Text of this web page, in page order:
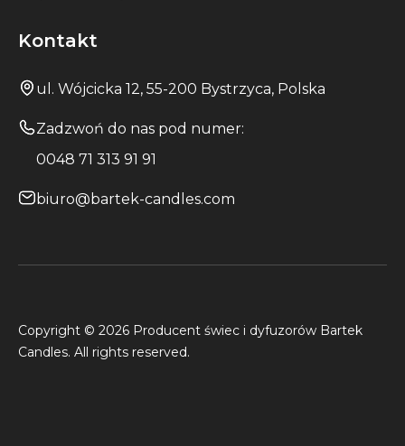
Kontakt
ul. Wójcicka 12, 55-200 Bystrzyca, Polska
Zadzwoń do nas pod numer:
0048 71 313 91 91
biuro@bartek-candles.com
Copyright © 2026 Producent świec i dyfuzorów Bartek
Candles. All rights reserved.